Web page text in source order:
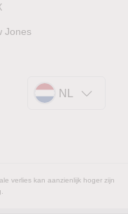
Jones
NL
verlies kan aanzienlijk hoger zijn